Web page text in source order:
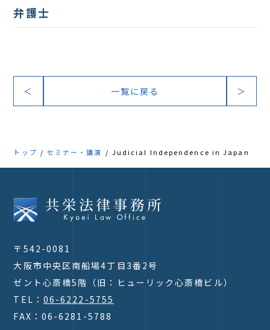
弁護士
＜ 一覧に戻る ＞
トップ セミナー・講演 Judicial Independence in Japan
〒542-0081
大阪市中央区南船場4丁目3番2号
ゼント心斎橋5階（旧：ヒューリック心斎橋ビル）
TEL： 06-6222-5755
FAX：06-6281-5788